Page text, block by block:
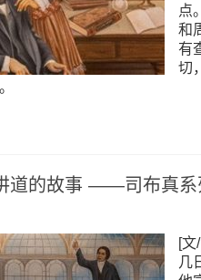
点
和
有
切
道的故事 ——司布真系
[文
几